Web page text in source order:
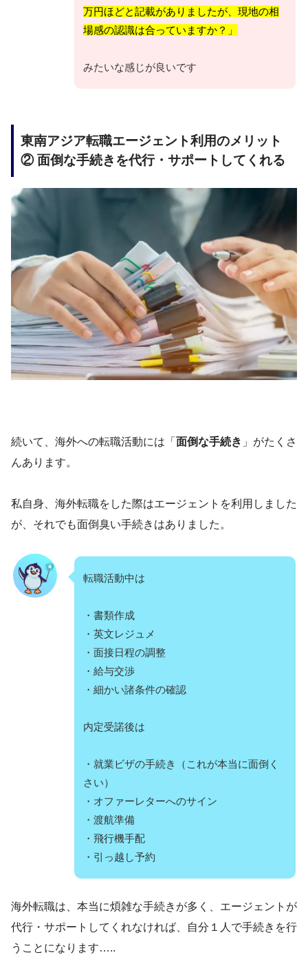
万円ほどと記載がありましたが、現地の相
場感の認識は合っていますか？」
みたいな感じが良いです
東南アジア転職エージェント利用のメリット
② 面倒な手続きを代行・サポートしてくれる
続いて、海外への転職活動には「 面倒な手続き 」がたくさ
んあります。
私自身、海外転職をした際はエージェントを利用しました
が、それでも面倒臭い手続きはありました。
転職活動中は
・書類作成
・英文レジュメ
・面接日程の調整
・給与交渉
・細かい諸条件の確認
内定受諾後は
・就業ビザの手続き（これが本当に面倒く
さい）
・オファーレターへのサイン
・渡航準備
・飛行機手配
・引っ越し予約
海外転職は、本当に煩雑な手続きが多く、エージェントが
代行・サポートしてくれなければ、自分１人で手続きを行
うことになります…..